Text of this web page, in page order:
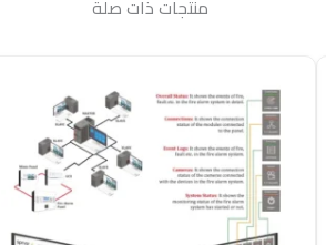
منتجات ذات صلة